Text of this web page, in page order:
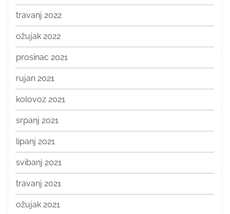
travanj 2022
ožujak 2022
prosinac 2021
rujan 2021
kolovoz 2021
srpanj 2021
lipanj 2021
svibanj 2021
travanj 2021
ožujak 2021